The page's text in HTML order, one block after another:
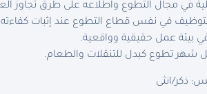
في مجال التطوع واطلاعه على طرق تجاوز
في نفس قطاع التطوع عند إثبات
بيئة عمل حقيقية وواقعية.
شهر تطوع كبدل للتنقلات والطعام.
ذكر/انثى